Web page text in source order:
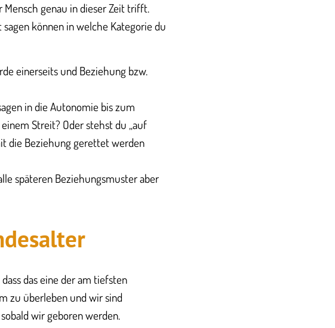
genau in dieser Zeit trifft.
können in welche Kategorie du
einerseits und Beziehung bzw.
in die Autonomie bis zum
Streit? Oder stehst du „auf
die Beziehung gerettet werden
späteren Beziehungsmuster aber
das eine der am tiefsten
zu überleben und wir sind
wir geboren werden.